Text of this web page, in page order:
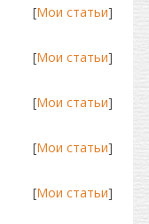
[Мои статьи]
[Мои статьи]
[Мои статьи]
[Мои статьи]
[Мои статьи]